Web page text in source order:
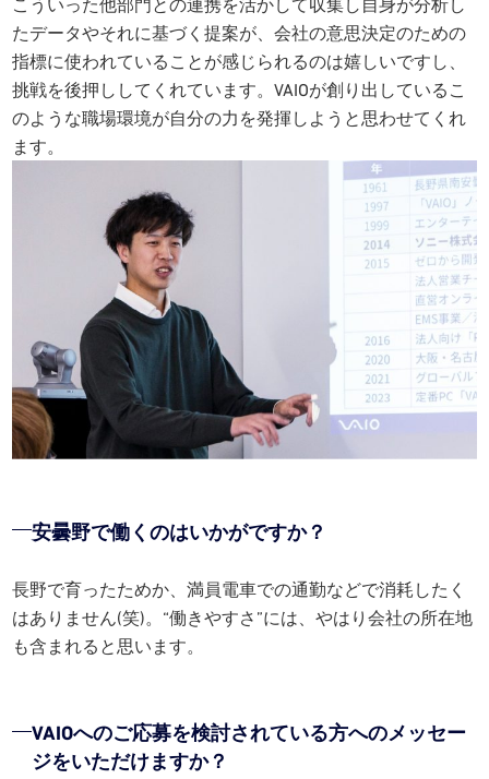
こういった他部門との連携を活かして収集し自身が分析し
たデータやそれに基づく提案が、会社の意思決定のための
指標に使われていることが感じられるのは嬉しいですし、
挑戦を後押ししてくれています。VAIOが創り出しているこ
のような職場環境が自分の力を発揮しようと思わせてくれ
ます。
安曇野で働くのはいかがですか？
長野で育ったためか、満員電車での通勤などで消耗したく
はありません(笑)。“働きやすさ”には、やはり会社の所在地
も含まれると思います。
VAIOへのご応募を検討されている方へのメッセー
ジをいただけますか？